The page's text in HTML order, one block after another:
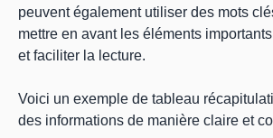
peuvent également utiliser des mots
mettre en avant les éléments
et faciliter la lecture.
Voici un exemple de tableau
des informations de manière claire et